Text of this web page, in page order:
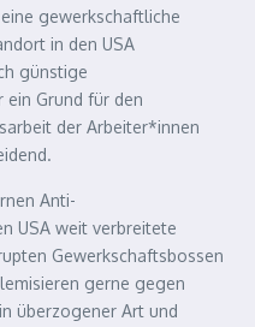
gewerkschaftliche
in den USA
günstige
Grund für den
der Arbeiter*innen
Anti-
USA weit verbreitete
Gewerkschaftsbossen
gerne gegen
überzogener Art und